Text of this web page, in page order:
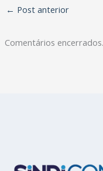
← Post anterior
Comentários encerrados.